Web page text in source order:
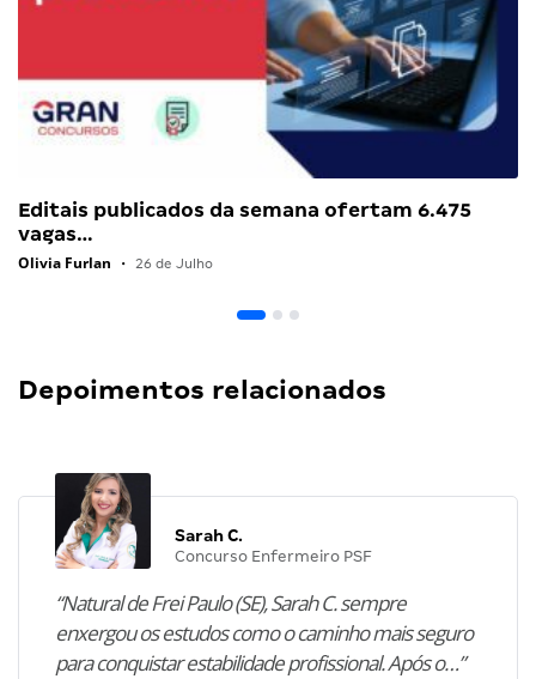
Editais publicados da semana ofertam 6.475
vagas…
Olivia Furlan • 26 de Julho
Depoimentos relacionados
Sarah C.
Concurso Enfermeiro PSF
“Natural de Frei Paulo (SE), Sarah C. sempre
enxergou os estudos como o caminho mais seguro
para conquistar estabilidade profissional. Após o…”